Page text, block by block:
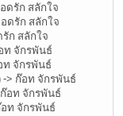
ดรัก สลักใจ
ดรัก สลักใจ
ก สลักใจ
ท จักรพันธ์
ท จักรพันธ์
-> ก๊อท จักรพันธ์
อท จักรพันธ์
ท จักรพันธ์